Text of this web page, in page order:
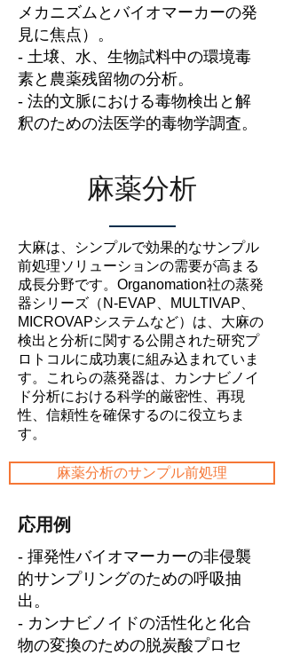
メカニズムとバイオマーカーの発
見に焦点）。
- 土壌、水、生物試料中の環境毒
素と農薬残留物の分析。
- 法的文脈における毒物検出と解
釈のための法医学的毒物学調査。
麻薬分析
大麻は、シンプルで効果的なサンプル
前処理ソリューションの需要が高まる
成長分野です。Organomation社の蒸発
器シリーズ（N-EVAP、MULTIVAP、
MICROVAPシステムなど）は、大麻の
検出と分析に関する公開された研究プ
ロトコルに成功裏に組み込まれていま
す。これらの蒸発器は、カンナビノイ
ド分析における科学的厳密性、再現
性、信頼性を確保するのに役立ちま
す。
麻薬分析のサンプル前処理
応用例
- 揮発性バイオマーカーの非侵襲
的サンプリングのための呼吸抽
出。
- カンナビノイドの活性化と化合
物の変換のための脱炭酸プロセ